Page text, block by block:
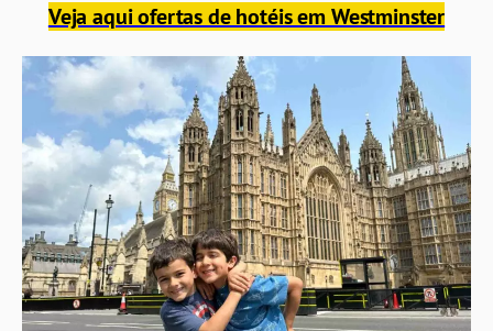
Veja aqui ofertas de hotéis em Westminster